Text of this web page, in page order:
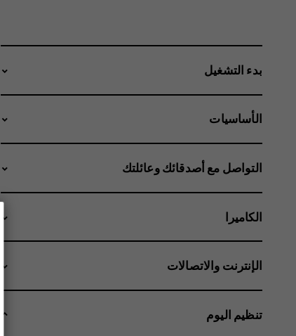
بدء التشغيل
الأساسيات
التواصل مع أصدقائك وعائلتك
الكاميرا
الإنترنت والاتصالات
تنظيم اليوم